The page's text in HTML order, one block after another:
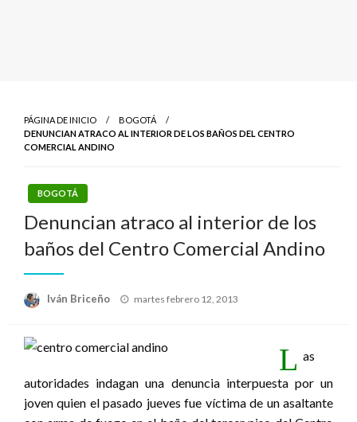
PÁGINA DE INICIO
BOGOTÁ
DENUNCIAN ATRACO AL INTERIOR DE LOS BAÑOS DEL CENTRO
COMERCIAL ANDINO
BOGOTÁ
Denuncian atraco al interior de los
baños del Centro Comercial Andino
Iván Briceño
Publicado
martes febrero 12, 2013
L as
autoridades indagan una denuncia interpuesta por un
joven quien el pasado jueves fue víctima de un asaltante